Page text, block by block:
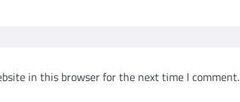
in this browser for the next time I comment.